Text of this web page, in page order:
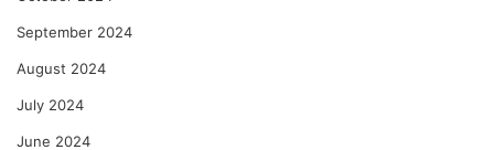
September 2024
August 2024
July 2024
June 2024